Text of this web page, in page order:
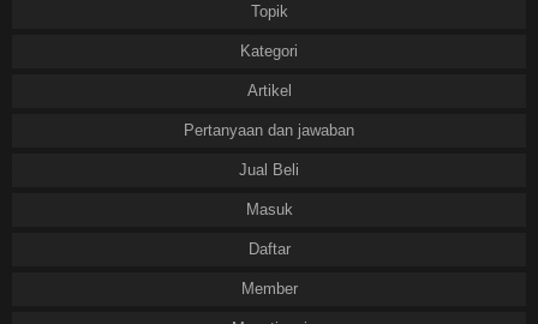
Topik
Kategori
Artikel
Pertanyaan dan jawaban
Jual Beli
Masuk
Daftar
Member